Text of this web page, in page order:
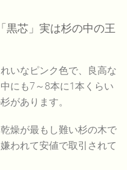
芯」実は杉の中の王
いなピンク色で、良高な
にも7～8本に1本くらい
があります。
燥が最もし難い杉の木で
われて安値で取引されて